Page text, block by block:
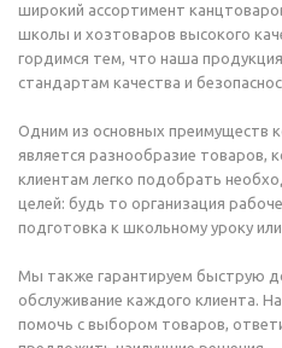
широкий ассортимент
школы и хозтоваров высокого
гордимся тем, что наша
стандартам качества и
Одним из основных преимуществ
является разнообразие товаров,
клиентам легко подобрать
целей: будь то организация
подготовка к школьному уроку
Мы также гарантируем быструю
обслуживание каждого клиента.
помочь с выбором товаров,